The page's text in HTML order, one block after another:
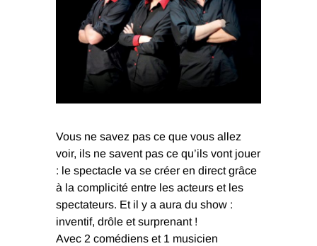
Vous ne savez pas ce que vous allez
voir, ils ne savent pas ce qu’ils vont jouer
: le spectacle va se créer en direct grâce
à la complicité entre les acteurs et les
spectateurs. Et il y a aura du show :
inventif, drôle et surprenant !
Avec 2 comédiens et 1 musicien